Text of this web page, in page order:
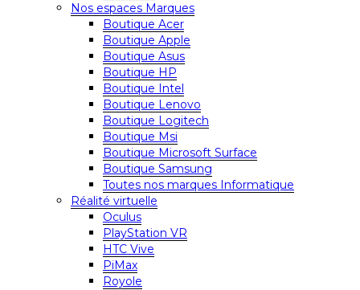
Nos espaces Marques
Boutique Acer
Boutique Apple
Boutique Asus
Boutique HP
Boutique Intel
Boutique Lenovo
Boutique Logitech
Boutique Msi
Boutique Microsoft Surface
Boutique Samsung
Toutes nos marques Informatique
Réalité virtuelle
Oculus
PlayStation VR
HTC Vive
PiMax
Royole